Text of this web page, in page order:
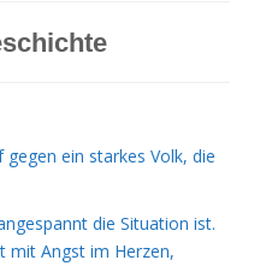
ein starkes Volk, die
die Situation ist.
mit Angst im Herzen,